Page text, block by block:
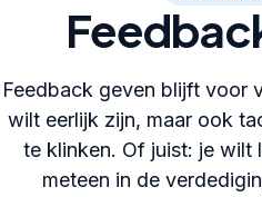
Feedback geven blijft voor
wilt eerlijk zijn, maar ook
te klinken. Of juist: je wilt
meteen in de